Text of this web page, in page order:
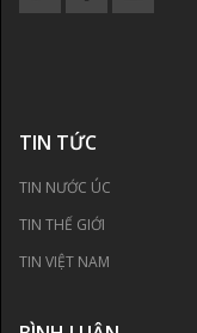
TIN TỨC
TIN NƯỚC ÚC
TIN THẾ GIỚI
TIN VIỆT NAM